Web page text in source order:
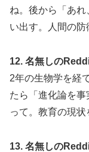
ね。後から「あ
い出す。人間の防
12. 名無しの
2年の生物学を経
たら「進化論を
って。教育の現状
13. 名無しの